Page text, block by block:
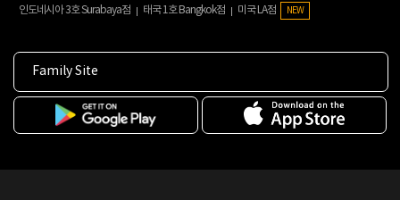
인도네시아 3호 Surabaya점
태국 1호 Bangkok점 미국 LA점 NEW
Family Site